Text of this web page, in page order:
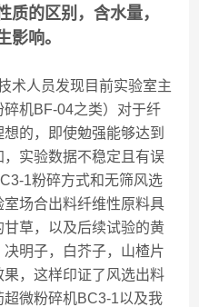
质的区别，含水量，
影响。
术人员发现目前实验室主
机BF-04之类）对于纤
的，即使勉强能够达到
实验数据不稳定且有误
1粉碎方式和无筛风选
场合出料纤维性原料具
草，以及后续试验的黄
明子，白芥子，山楂片
，这样印证了风选出料
微粉碎机BC3-1以及我